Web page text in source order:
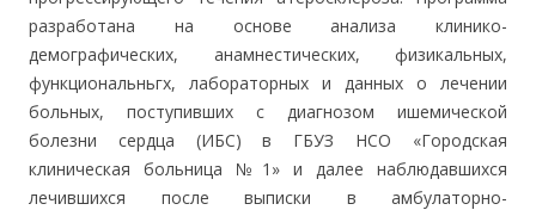
разработана на основе анализа клинико-
демографических, анамнестических, физикальных,
функциональньгх, лабораторных и данных о лечении
больных, поступивших с диагнозом ишемической
болезни сердца (ИБС) в ГБУЗ НСО «Городская
клиническая больница №1» и далее наблюдавшихся
лечившихся после выписки в амбулаторно-